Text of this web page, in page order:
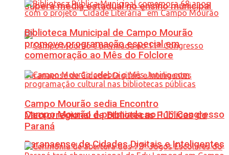
supera média estadual no ensino municipal
Campo Mourão é premiada no 11º Congresso
Paranaense de Cidades Digitais e Inteligentes
Biblioteca Municipal de Campo Mourão
promove programação especial em
comemoração ao Mês do Folclore
Campo Mourão sedia Encontro
Macrorregional de Bibliotecas Públicas do
Paraná